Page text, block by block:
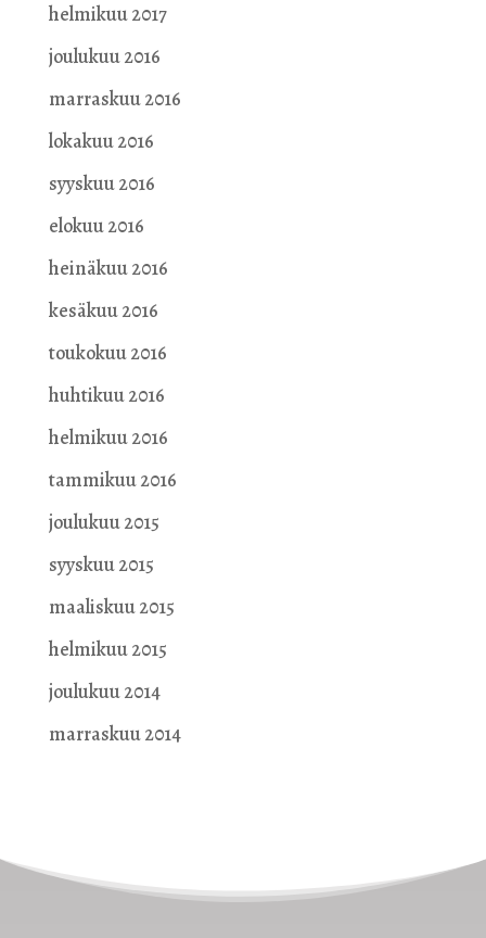
helmikuu 2017
joulukuu 2016
marraskuu 2016
lokakuu 2016
syyskuu 2016
elokuu 2016
heinäkuu 2016
kesäkuu 2016
toukokuu 2016
huhtikuu 2016
helmikuu 2016
tammikuu 2016
joulukuu 2015
syyskuu 2015
maaliskuu 2015
helmikuu 2015
joulukuu 2014
marraskuu 2014